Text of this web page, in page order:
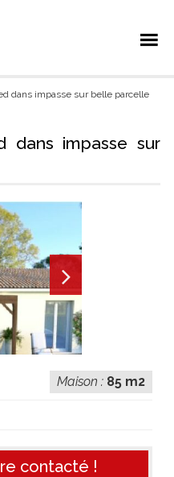
dans impasse sur belle parcelle
dans impasse sur
Maison : 85 m2
contacté !